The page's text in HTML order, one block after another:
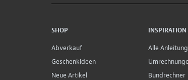
SHOP
Abverkauf
Geschenkideen
Neue Artikel
INSPIRATION
Alle
Bundrechner